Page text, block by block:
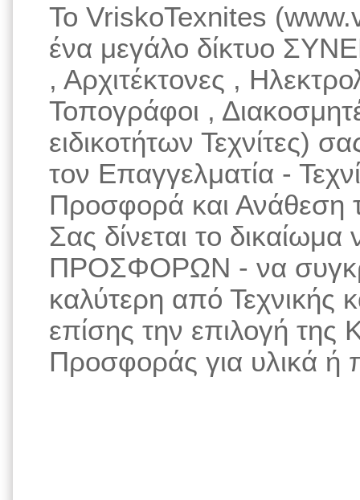
Το VriskoTexnites
ένα μεγάλο δίκτυο
, Αρχιτέκτονες ,
Τοπογράφοι ,
ειδικοτήτων Τεχνίτες)
τον Επαγγελματία -
Προσφορά και Ανάθεση
Σας δίνεται το δικαίωμα
ΠΡΟΣΦΟΡΩΝ - να
καλύτερη από Τεχνικής
επίσης την επιλογή της
Προσφοράς για υλικά ή